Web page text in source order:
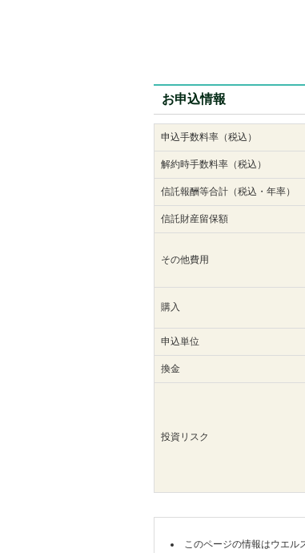
お申込情報
申込手数料率（税込）
解約時手数料率（税込）
信託報酬等合計（税込・年率）
信託財産留保額
その他費用
購入
申込単位
換金
投資リスク
このページの情報はウエル